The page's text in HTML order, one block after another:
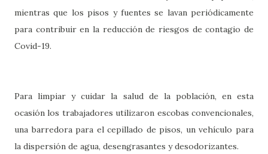
mientras que los pisos y fuentes se lavan periódicamente
para contribuir en la reducción de riesgos de contagio de
Covid-19.
Para limpiar y cuidar la salud de la población, en esta
ocasión los trabajadores utilizaron escobas convencionales,
una barredora para el cepillado de pisos, un vehículo para
la dispersión de agua, desengrasantes y desodorizantes.